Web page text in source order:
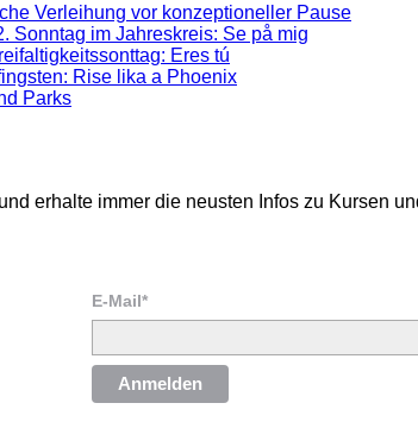
Verleihung vor konzeptioneller Pause
Sonntag im Jahreskreis: Se på mig
Eres tú
Rise lika a Phoenix
Parks
erhalte immer die neusten Infos zu Kursen
E-Mail*
Anmelden